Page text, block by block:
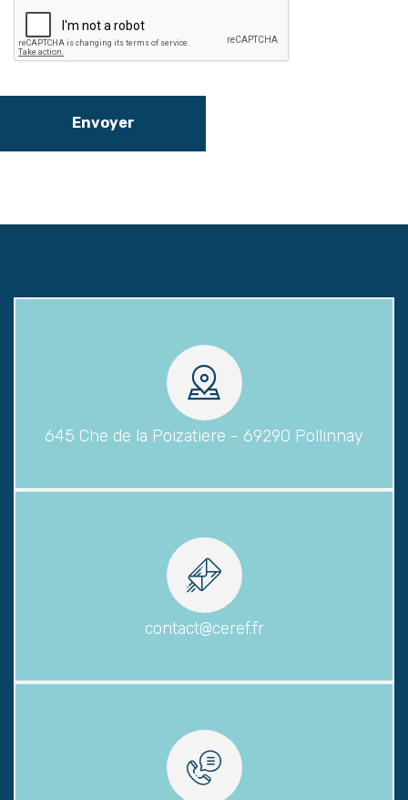
Envoyer
645 Che de la Poizatiere - 69290 Pollinnay
contact@ceref.fr